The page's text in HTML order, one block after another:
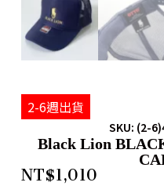
2-6週出貨
SKU: (2-
Black Lion
NT$1,010